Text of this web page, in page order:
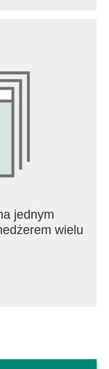
graczom jak
swoją opinią
na
z Pixel Art:
jednym
wielu